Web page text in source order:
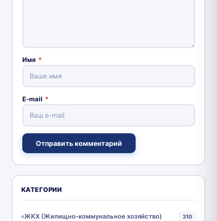
Имя *
E-mail *
Отправить комментарий
КАТЕГОРИИ
ЖКХ (Жилищно-коммунальное хозяйство) 310